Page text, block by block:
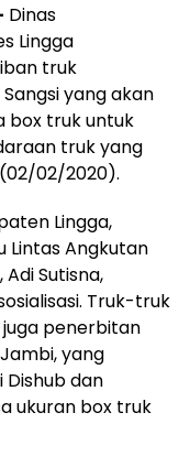
Dinas
Lingga
truk
yang akan
box truk untuk
truk yang
02/2020).
Lingga,
Lintas Angkutan
Sutisna,
Truk-truk
penerbitan
yang
Dishub dan
ukuran box truk